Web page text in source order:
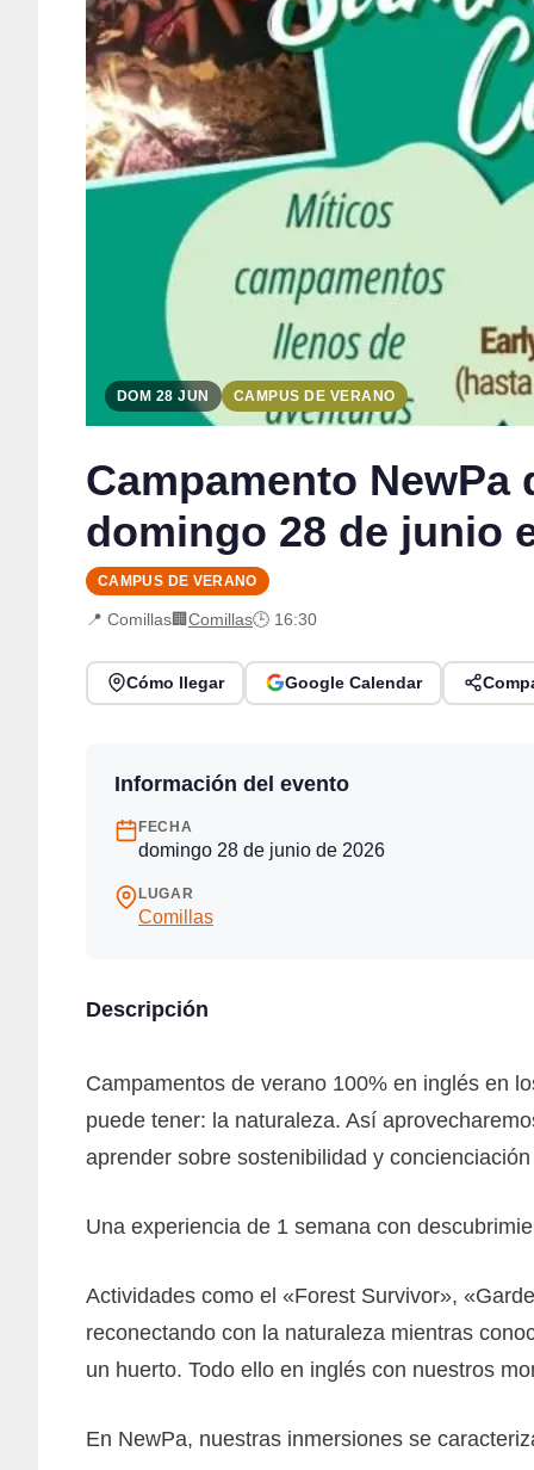
DOM 28 JUN CAMPUS DE VERANO
Campamento
domingo 28 de junio
CAMPUS DE VERANO
📍 Comillas🏢Comillas🕒 16:30
Cómo llegar Google Calendar
Información del evento
FECHA
domingo 28 de junio de 2026
LUGAR
Comillas
Descripción
Campamentos de verano 100% en inglés en
puede tener: la naturaleza. Así
aprender sobre sostenibilidad y
Una experiencia de 1 semana con
Actividades como el «Forest Survivor»,
reconectando con la naturaleza mientras
un huerto. Todo ello en inglés con nuestros
En NewPa, nuestras inmersiones se